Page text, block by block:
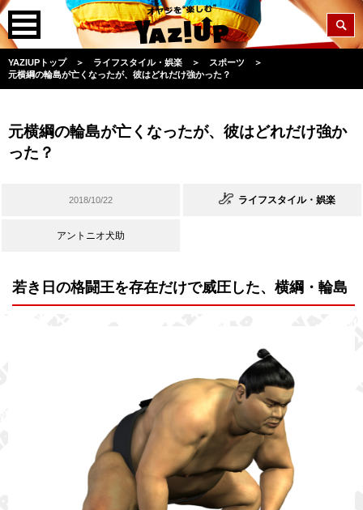
YAZIUPトップ ＞ ライフスタイル・娯楽 ＞ スポーツ
＞
元横綱の輪島が亡くなったが、彼はどれだけ強かった？
元横綱の輪島が亡くなったが、彼はどれだけ強か
った？
2018/10/22 ライフスタイル・娯楽
アントニオ犬助
若き日の格闘王を存在だけで威圧した、横綱・輪島